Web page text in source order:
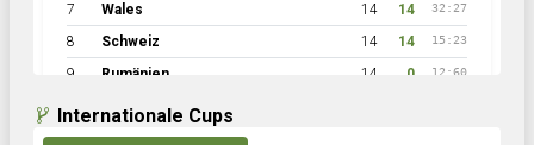
7 Wales 14 14 32:27
8 Schweiz 14 14 15:23
9 Rumänien 14 0 12:60
Internationale Cups